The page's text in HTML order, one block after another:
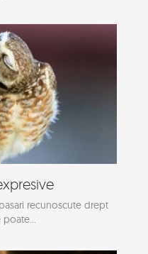
recunoscute drept